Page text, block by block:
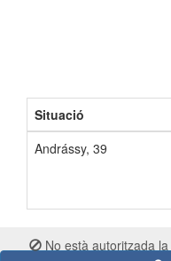
Situació
Andrássy, 39
No està autoritzada